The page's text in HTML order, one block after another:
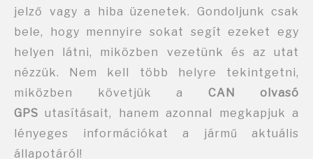
jelző vagy a hiba üzenetek. Gondoljunk csak
bele, hogy mennyire sokat segít ezeket egy
helyen látni, miközben vezetünk és az utat
nézzük. Nem kell több helyre tekintgetni,
miközben követjük a CAN olvasó
GPS utasításait, hanem azonnal megkapjuk a
lényeges információkat a jármű aktuális
állapotáról!